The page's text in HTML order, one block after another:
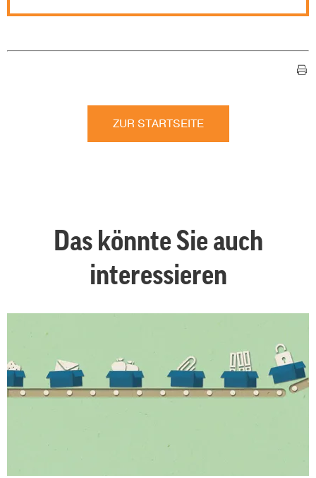
ZUR STARTSEITE
Das könnte Sie auch
interessieren